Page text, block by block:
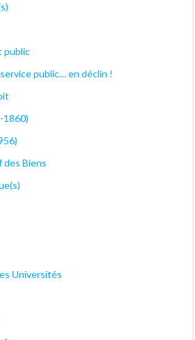
public
public… en déclin !
1860)
Biens
Universités